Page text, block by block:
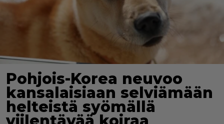
Pohjois-Korea neuvoo
kansalaisiaan selviämään
helteistä syömällä